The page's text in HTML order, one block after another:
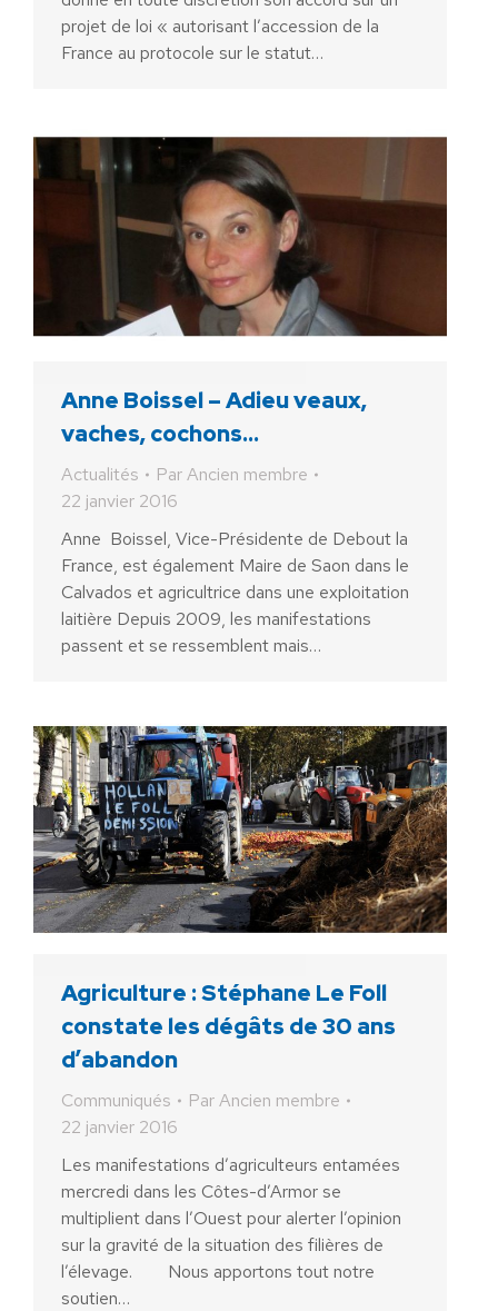
projet de loi « autorisant l’accession de la
France au protocole sur le statut…
Anne Boissel – Adieu veaux,
vaches, cochons…
Actualités ParAncien membre
22 janvier 2016
Anne Boissel, Vice-Présidente de Debout la
France, est également Maire de Saon dans le
Calvados et agricultrice dans une exploitation
laitière Depuis 2009, les manifestations
passent et se ressemblent mais…
Agriculture : Stéphane Le Foll
constate les dégâts de 30 ans
d’abandon
Communiqués ParAncien membre
22 janvier 2016
Les manifestations d’agriculteurs entamées
mercredi dans les Côtes-d’Armor se
multiplient dans l’Ouest pour alerter l’opinion
sur la gravité de la situation des filières de
l’élevage. Nous apportons tout notre
soutien…